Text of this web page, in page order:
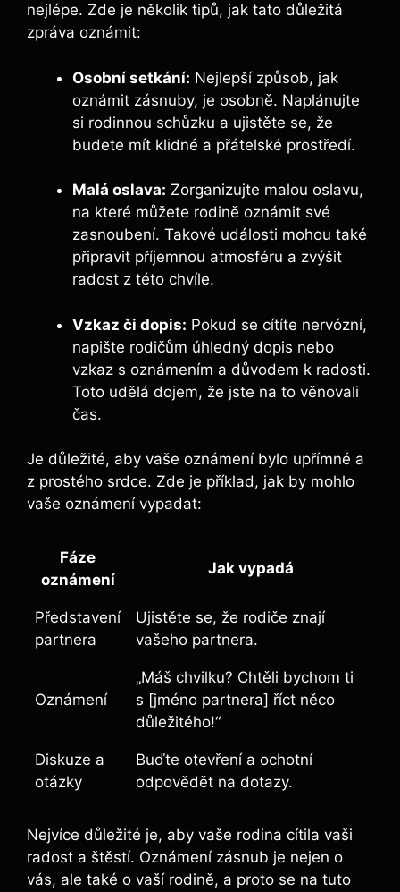
nejlépe. Zde je několik tipů, jak tato důležitá
zpráva oznámit:
Osobní setkání: Nejlepší způsob, jak
oznámit zásnuby, je osobně. Naplánujte
si rodinnou schůzku a ujistěte se, že
budete mít klidné a přátelské prostředí.
Malá oslava: Zorganizujte malou oslavu,
na které můžete rodině oznámit své
zasnoubení. Takové události mohou také
připravit příjemnou atmosféru a zvýšit
radost z této chvíle.
Vzkaz či dopis: Pokud se cítíte nervózní,
napište rodičům úhledný dopis nebo
vzkaz s oznámením a důvodem k radosti.
Toto udělá dojem, že jste na to věnovali
čas.
Je důležité, aby vaše oznámení bylo upřímné a
z prostého srdce. Zde je příklad, jak by mohlo
vaše oznámení vypadat:
Fáze
oznámení
Jak vypadá
Představení
partnera
Ujistěte se, že rodiče znají
vašeho partnera.
Oznámení
„Máš chvilku? Chtěli bychom ti
s [jméno partnera] říct něco
důležitého!“
Diskuze a
otázky
Buďte otevření a ochotní
odpovědět na dotazy.
Nejvíce důležité je, aby vaše rodina cítila vaši
radost a štěstí. Oznámení zásnub je nejen o
vás, ale také o vaší rodině, a proto se na tuto